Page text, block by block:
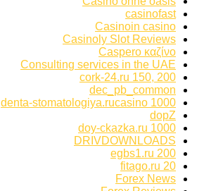
casinofast
Casinoin casino
Casinoly Slot Reviews
Caspero καζίνο
Consulting services in the UAE
cork-24.ru 150, 200
dec_pb_common
denta-stomatologiya.rucasino 1000
dopZ
doy-ckazka.ru 1000
DRIVDOWNLOADS
egbs1.ru 200
fitago.ru 20
Forex News